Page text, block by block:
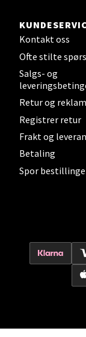
Kontakt oss
Ofte stilte
Salgs- og
Retur og
Registrer retur
Frakt og
Betaling
Spor
Vitaminveien
Åpent i dag
0 i butikk
Åpent i dag